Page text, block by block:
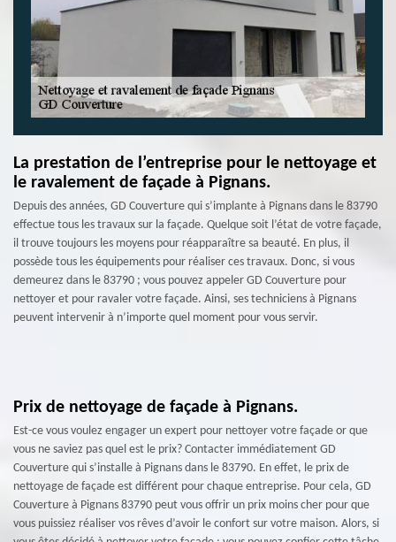
La prestation de l’entreprise pour le nettoyage et
le ravalement de façade à Pignans.
Depuis des années, GD Couverture qui s’implante à Pignans dans le 83790
effectue tous les travaux sur la façade. Quelque soit l’état de votre façade,
il trouve toujours les moyens pour réapparaître sa beauté. En plus, il
possède tous les équipements pour réaliser ces travaux. Donc, si vous
demeurez dans le 83790 ; vous pouvez appeler GD Couverture pour
nettoyer et pour ravaler votre façade. Ainsi, ses techniciens à Pignans
peuvent intervenir à n’importe quel moment pour vous servir.
Prix de nettoyage de façade à Pignans.
Est-ce vous voulez engager un expert pour nettoyer votre façade or que
vous ne saviez pas quel est le prix? Contacter immédiatement GD
Couverture qui s’installe à Pignans dans le 83790. En effet, le prix de
nettoyage de façade est différent pour chaque entreprise. Pour cela, GD
Couverture à Pignans 83790 peut vous offrir un prix moins cher pour que
vous puissiez réaliser vos rêves d’avoir le confort sur votre maison. Alors, si